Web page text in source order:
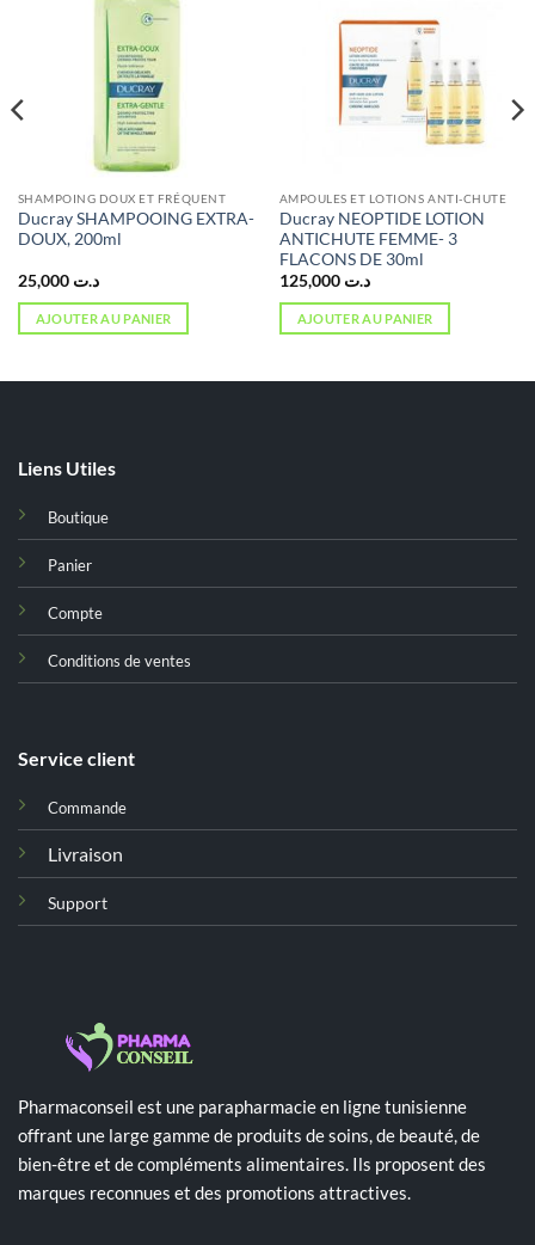
SHAMPOING DOUX ET FRÉQUENT
Ducray SHAMPOOING EXTRA-
DOUX, 200ml
د.ت 25,000
AJOUTER AU PANIER
AMPOULES ET LOTIONS ANTI-CHUTE
Ducray NEOPTIDE LOTION
ANTICHUTE FEMME- 3
FLACONS DE 30ml
د.ت 125,000
AJOUTER AU PANIER
Liens Utiles
Boutique
Panier
Compte
Conditions de ventes
Service client
Commande
Livraison
Support
Pharmaconseil est une parapharmacie en ligne tunisienne
offrant une large gamme de produits de soins, de beauté, de
bien-être et de compléments alimentaires. Ils proposent des
marques reconnues et des promotions attractives.